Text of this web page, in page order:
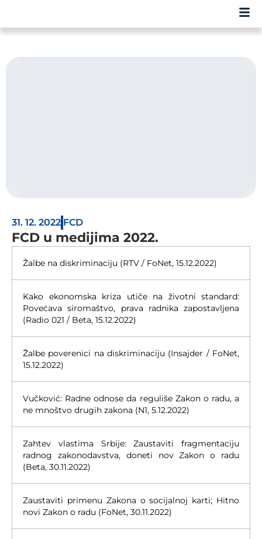
31. 12. 2022 FCD
FCD u medijima 2022.
Žalbe na diskriminaciju (RTV / FoNet, 15.12.2022)
Kako ekonomska kriza utiče na životni standard:
Povećava siromaštvo, prava radnika zapostavljena
(Radio 021 / Beta, 15.12.2022)
Žalbe poverenici na diskriminaciju (Insajder / FoNet,
15.12.2022)
Vučković: Radne odnose da reguliše Zakon o radu, a
ne mnoštvo drugih zakona (N1, 5.12.2022)
Zahtev vlastima Srbije: Zaustaviti fragmentaciju
radnog zakonodavstva, doneti nov Zakon o radu
(Beta, 30.11.2022)
Zaustaviti primenu Zakona o socijalnoj karti; Hitno
novi Zakon o radu (FoNet, 30.11.2022)